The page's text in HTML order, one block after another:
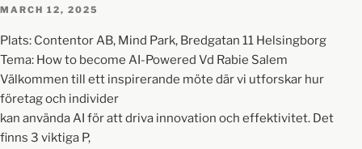
MARCH 12, 2025
Plats: Contentor AB, Mind Park, Bredgatan 11 Helsingborg
Tema: How to become AI-Powered Vd Rabie Salem
Välkommen till ett inspirerande möte där vi utforskar hur
företag och individer
kan använda AI för att driva innovation och effektivitet. Det
finns 3 viktiga P,